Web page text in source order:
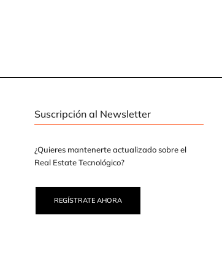
Suscripción al Newsletter
¿Quieres mantenerte actualizado sobre el
Real Estate Tecnológico?
REGÍSTRATE AHORA